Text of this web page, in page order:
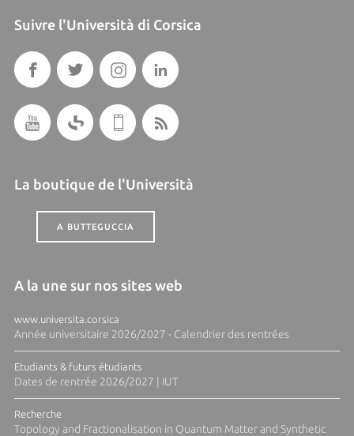
Suivre l'Università di Corsica
La boutique de l'Università
A BUTTEGUCCIA
A la une sur nos sites web
www.universita.corsica
Année universitaire 2026/2027 - Calendrier des rentrées
Etudiants & futurs étudiants
Dates de rentrée 2026/2027 | IUT
Recherche
Topology and Fractionalisation in Quantum Matter and Synthetic